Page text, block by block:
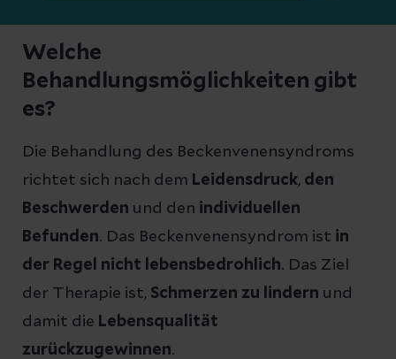
Welche
Behandlungsmöglichkeiten gibt
es?
Die Behandlung des Beckenvenensyndroms
richtet sich nach dem Leidensdruck, den
Beschwerden und den individuellen
Befunden. Das Beckenvenensyndrom ist in
der Regel nicht lebensbedrohlich. Das Ziel
der Therapie ist, Schmerzen zu lindern und
damit die Lebensqualität
zurückzugewinnen.